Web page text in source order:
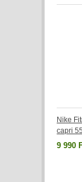
Nike
capri
9 990